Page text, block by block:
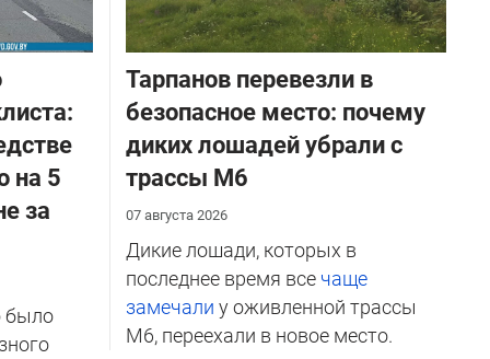
на 5
за
было
Тарпанов перевезли в
безопасное место: почему
диких лошадей убрали с
трассы М6
07 августа 2026
Дикие лошади, которых в
последнее время все чаще
замечали у оживленной трассы
М6, переехали в новое место.